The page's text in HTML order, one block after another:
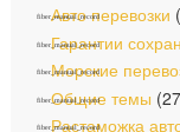
Авто перевозки
Гарантии
Морские
Общие темы
Растаможка